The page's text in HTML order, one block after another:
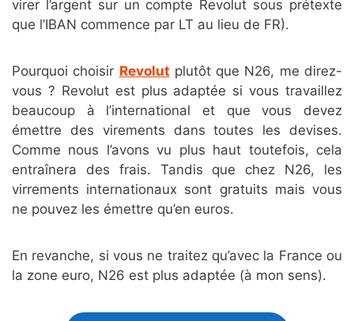
virer l’argent sur un compte Revolut sous prétexte
que l’IBAN commence par LT au lieu de FR).
Pourquoi choisir Revolut plutôt que N26, me direz-
vous ? Revolut est plus adaptée si vous travaillez
beaucoup à l’international et que vous devez
émettre des virements dans toutes les devises.
Comme nous l’avons vu plus haut toutefois, cela
entraînera des frais. Tandis que chez N26, les
virrements internationaux sont gratuits mais vous
ne pouvez les émettre qu’en euros.
En revanche, si vous ne traitez qu’avec la France ou
la zone euro, N26 est plus adaptée (à mon sens).